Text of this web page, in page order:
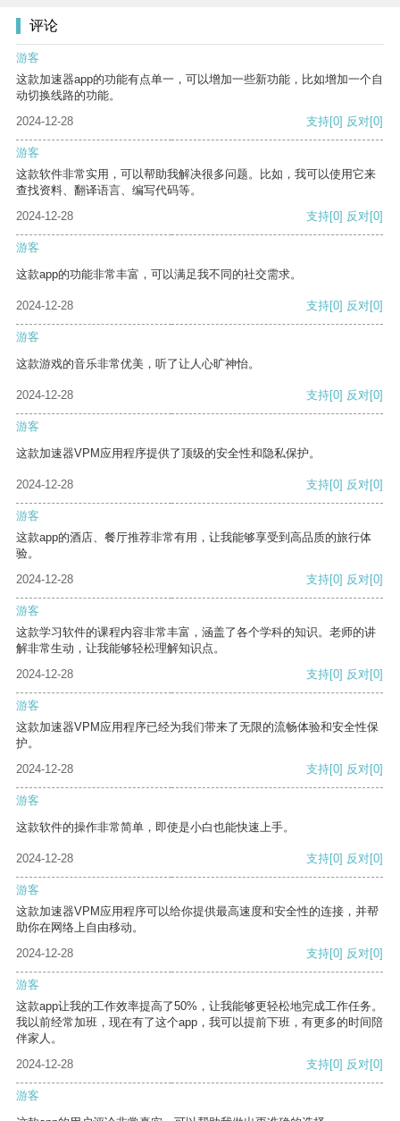
评论
游客
这款加速器app的功能有点单一，可以增加一些新功能，比如增加一个自
动切换线路的功能。
2024-12-28
支持[0] 反对[0]
游客
这款软件非常实用，可以帮助我解决很多问题。比如，我可以使用它来
查找资料、翻译语言、编写代码等。
2024-12-28
支持[0] 反对[0]
游客
这款app的功能非常丰富，可以满足我不同的社交需求。
2024-12-28 支持[0] 反对[0]
游客
这款游戏的音乐非常优美，听了让人心旷神怡。
2024-12-28 支持[0] 反对[0]
游客
这款加速器VPM应用程序提供了顶级的安全性和隐私保护。
2024-12-28 支持[0] 反对[0]
游客
这款app的酒店、餐厅推荐非常有用，让我能够享受到高品质的旅行体
验。
2024-12-28
支持[0] 反对[0]
游客
这款学习软件的课程内容非常丰富，涵盖了各个学科的知识。老师的讲
解非常生动，让我能够轻松理解知识点。
2024-12-28
支持[0] 反对[0]
游客
这款加速器VPM应用程序已经为我们带来了无限的流畅体验和安全性保
护。
2024-12-28
支持[0] 反对[0]
游客
这款软件的操作非常简单，即使是小白也能快速上手。
2024-12-28 支持[0] 反对[0]
游客
这款加速器VPM应用程序可以给你提供最高速度和安全性的连接，并帮
助你在网络上自由移动。
2024-12-28
支持[0] 反对[0]
游客
这款app让我的工作效率提高了50%，让我能够更轻松地完成工作任务。
我以前经常加班，现在有了这个app，我可以提前下班，有更多的时间陪
伴家人。
2024-12-28
支持[0] 反对[0]
游客